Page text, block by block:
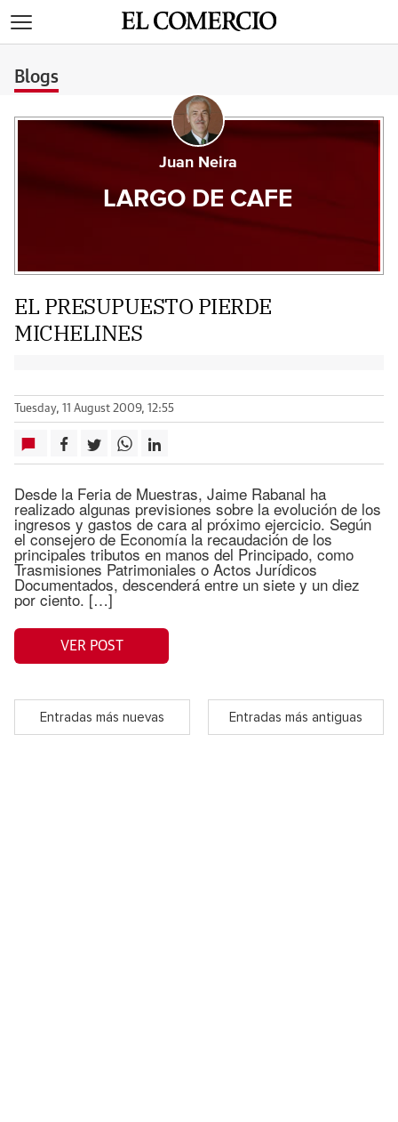
Blogs
Juan Neira
LARGO DE CAFE
EL PRESUPUESTO PIERDE
MICHELINES
Tuesday, 11 August 2009, 12:55
Desde la Feria de Muestras, Jaime Rabanal ha
realizado algunas previsiones sobre la evolución de los
ingresos y gastos de cara al próximo ejercicio. Según
el consejero de Economía la recaudación de los
principales tributos en manos del Principado, como
Trasmisiones Patrimoniales o Actos Jurídicos
Documentados, descenderá entre un siete y un diez
por ciento. […]
VER POST
Entradas más nuevas Entradas más antiguas